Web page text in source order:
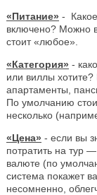
«Питание» - Какое
включено? Можно
стоит «любое».
«Категория» -
или виллы
апартаменты,
По умолчанию
несколько
«Цена» - если вы
потратить на тур
валюте (по
система покажет
несомненно,